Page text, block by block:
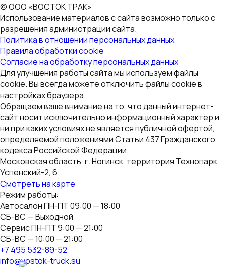
© ООО «ВОСТОК ТРАК»
Использование материалов с сайта возможно только с
разрешения администрации сайта.
Политика в отношении персональных данных
Правила обработки cookie
Согласие на обработку персональных данных
Для улучшения работы сайта мы используем файлы
cookie. Вы всегда можете отключить файлы cookie в
настройках браузера.
Обращаем ваше внимание на то, что данный интернет-
сайт носит исключительно информационный характер и
ни при каких условиях не является публичной офертой,
определяемой положениями Статьи 437 Гражданского
кодекса Российской Федерации.
Московская область, г. Ногинск, территория Технопарк
Успенский-2, 6
Смотреть на карте
Режим работы:
Автосалон ПН-ПТ 09:00 — 18:00
СБ-ВС — Выходной
Сервис ПН-ПТ 9:00 — 21:00
СБ-ВС — 10:00 — 21:00
+7 495 532-89-52
info@vostok-truck.su